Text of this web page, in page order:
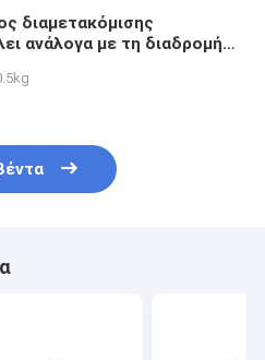
διαμετακόμισης
ανάλογα με τη διαδρομή
προσφορά
για τη μεταφορά